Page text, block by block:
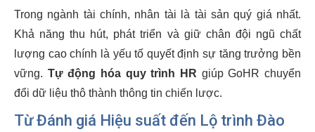
Trong ngành tài chính, nhân tài là tài sản quý giá nhất.
Khả năng thu hút, phát triển và giữ chân đội ngũ chất
lượng cao chính là yếu tố quyết định sự tăng trưởng bền
vững. Tự động hóa quy trình HR giúp GoHR chuyển
đổi dữ liệu thô thành thông tin chiến lược.
Từ Đánh giá Hiệu suất đến Lộ trình Đào